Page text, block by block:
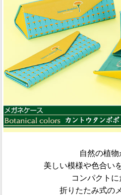
自然の植物
美しい模様や色合い
コンパクトに
折りたたみ式の